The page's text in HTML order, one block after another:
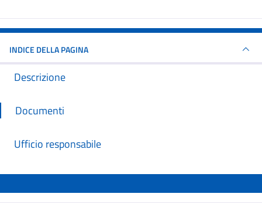
INDICE DELLA PAGINA
Descrizione
Documenti
Ufficio responsabile